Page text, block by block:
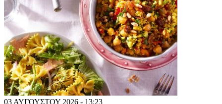
03 ΑΥΓΟΥΣΤΟΥ 2026 - 13:23